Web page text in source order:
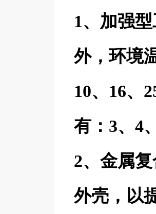
1、加强
外，环境
10、16、
有：3、4
2、金属
外壳，以